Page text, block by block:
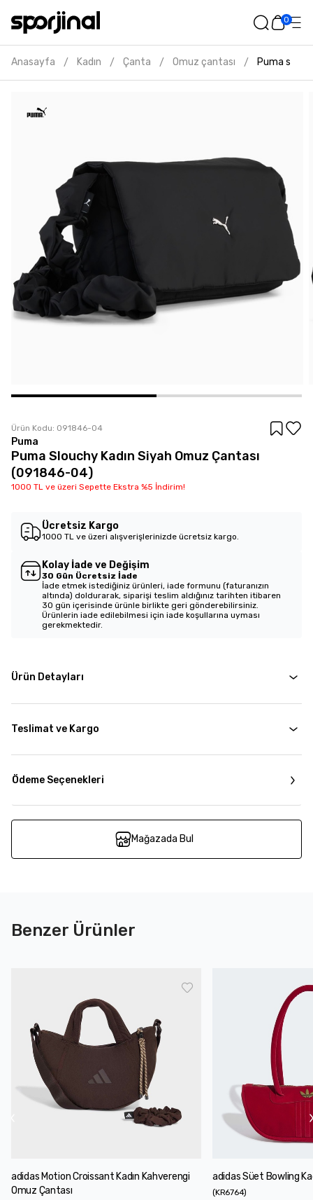
0
Anasayfa / Kadın / Çanta / Omuz çantası / Puma
Ürün Kodu: 091846-04
Puma
Puma Slouchy Kadın Siyah Omuz Çantası
(091846-04)
1000 TL ve üzeri Sepette Ekstra %5 İndirim!
Ücretsiz Kargo
1000 TL ve üzeri alışverişlerinizde ücretsiz kargo.
Kolay İade ve Değişim
30 Gün Ücretsiz İade
İade etmek istediğiniz ürünleri, iade formunu (faturanızın
altında) doldurarak, siparişi teslim aldığınız tarihten itibaren
30 gün içerisinde ürünle birlikte geri gönderebilirsiniz.
Ürünlerin iade edilebilmesi için iade koşullarına uyması
gerekmektedir.
Ürün Detayları
Teslimat ve Kargo
Ödeme Seçenekleri
Mağazada Bul
Benzer Ürünler
adidas Motion Croissant Kadın Kahverengi
Omuz Çantası
adidas Süet Bowling
(KR6764)